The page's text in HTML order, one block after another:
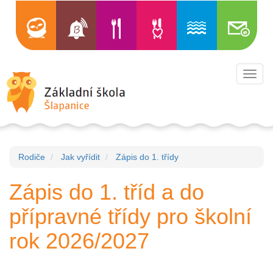
Rodiče Jak vyřídit Zápis do 1. třídy
Zápis do 1. tříd a do
přípravné třídy pro školní
rok 2026/2027